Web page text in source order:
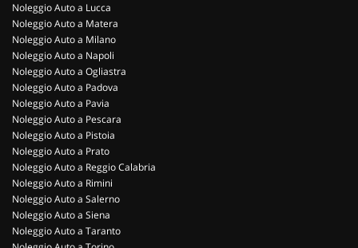
Noleggio Auto a Lucca
Noleggio Auto a Matera
Noleggio Auto a Milano
Noleggio Auto a Napoli
Noleggio Auto a Ogliastra
Noleggio Auto a Padova
Noleggio Auto a Pavia
Noleggio Auto a Pescara
Noleggio Auto a Pistoia
Noleggio Auto a Prato
Noleggio Auto a Reggio Calabria
Noleggio Auto a Rimini
Noleggio Auto a Salerno
Noleggio Auto a Siena
Noleggio Auto a Taranto